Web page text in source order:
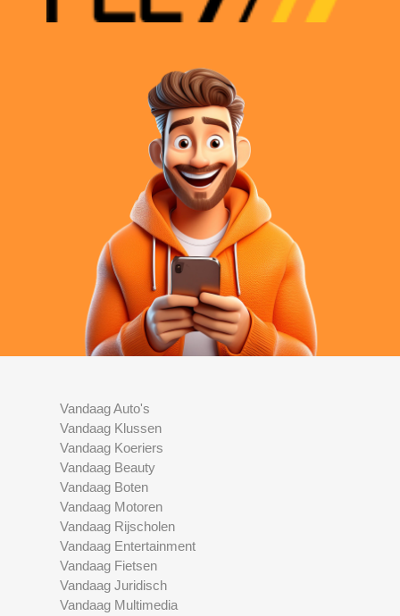
Vandaag Auto's
Vandaag Klussen
Vandaag Koeriers
Vandaag Beauty
Vandaag Boten
Vandaag Motoren
Vandaag Rijscholen
Vandaag Entertainment
Vandaag Fietsen
Vandaag Juridisch
Vandaag Multimedia